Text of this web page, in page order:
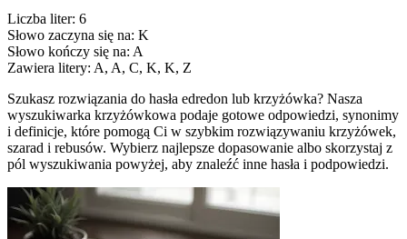
Liczba liter: 6
Słowo zaczyna się na: K
Słowo kończy się na: A
Zawiera litery: A, A, C, K, K, Z
Szukasz rozwiązania do hasła edredon lub krzyżówka? Nasza
wyszukiwarka krzyżówkowa podaje gotowe odpowiedzi, synonimy
i definicje, które pomogą Ci w szybkim rozwiązywaniu krzyżówek,
szarad i rebusów. Wybierz najlepsze dopasowanie albo skorzystaj z
pól wyszukiwania powyżej, aby znaleźć inne hasła i podpowiedzi.